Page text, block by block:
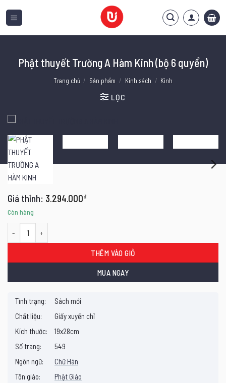
qua
Phật thuyết Trường A Hàm Kinh (bộ 6 quyển)
Trang chủ / Sản phẩm / Kinh sách / Kinh
LỌC
3.294.000₫
Còn hàng
THÊM VÀO GIỎ
MUA NGAY
Tình trạng:
Sách mới
Chất liệu:
Giấy xuyến chỉ
Kích thước:
19x28cm
Số trang:
549
Ngôn ngữ:
Chữ Hán
Tôn giáo:
Phật Giáo